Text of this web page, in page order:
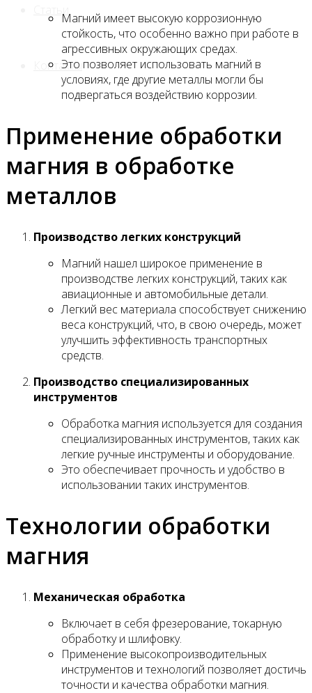
Контакты
Магний имеет высокую коррозионную
стойкость, что особенно важно при работе в
агрессивных окружающих средах.
Это позволяет использовать магний в
условиях, где другие металлы могли бы
подвергаться воздействию коррозии.
Применение обработки
магния в обработке
металлов
Производство легких конструкций
Магний нашел широкое применение в
производстве легких конструкций, таких как
авиационные и автомобильные детали.
Легкий вес материала способствует снижению
веса конструкций, что, в свою очередь, может
улучшить эффективность транспортных
средств.
Производство специализированных
инструментов
Обработка магния используется для создания
специализированных инструментов, таких как
легкие ручные инструменты и оборудование.
Это обеспечивает прочность и удобство в
использовании таких инструментов.
Технологии обработки
магния
Механическая обработка
Включает в себя фрезерование, токарную
обработку и шлифовку.
Применение высокопроизводительных
инструментов и технологий позволяет достичь
точности и качества обработки магния.